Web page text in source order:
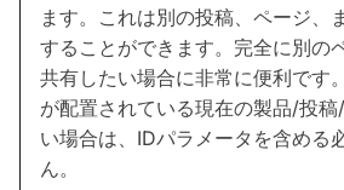
ます。これは別の投稿、ページ、
することができます。完全に別の
共有したい場合に非常に便利です
が配置されている現在の製品/投
い場合は、IDパラメータを含める
ん。